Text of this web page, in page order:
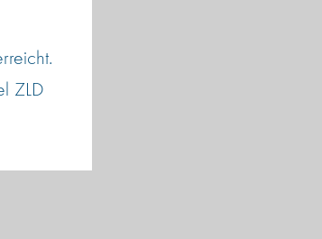
ZLD